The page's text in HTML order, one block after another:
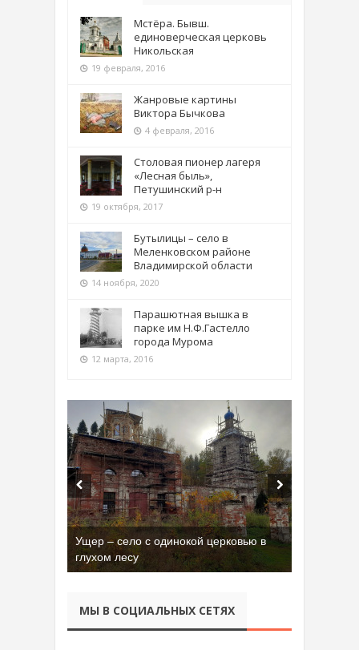
Мстёра. Бывш.
единоверческая церковь
Никольская
19 февраля, 2016
Жанровые картины
Виктора Бычкова
4 февраля, 2016
Столовая пионер лагеря
«Лесная быль»,
Петушинский р-н
19 октября, 2017
Бутылицы – село в
Меленковском районе
Владимирской области
14 ноября, 2020
Парашютная вышка в
парке им Н.Ф.Гастелло
города Мурома
12 марта, 2016
Бывшая танковая часть имени Сухэ-
Батора во Владимире
МЫ В СОЦИАЛЬНЫХ СЕТЯХ